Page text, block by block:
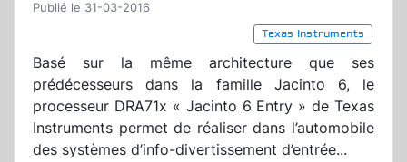
Publié le 31-03-2016
Texas Instruments
Basé sur la même architecture que ses
prédécesseurs dans la famille Jacinto 6, le
processeur DRA71x « Jacinto 6 Entry » de Texas
Instruments permet de réaliser dans l’automobile
des systèmes d’info-divertissement d’entrée...